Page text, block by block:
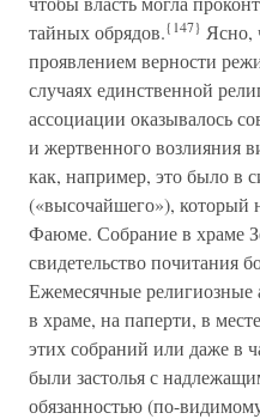
тайных обрядов.{147} Ясно,
проявлением верности
случаях единственной
ассоциации оказывалось
и жертвенного возлияния
как, например, это было в
(«высочайшего»), который
Фаюме. Собрание в храме
свидетельство почитания
Ежемесячные религиозные
в храме, на паперти, в
этих собраний или даже в
были застолья с
обязанностью (по-